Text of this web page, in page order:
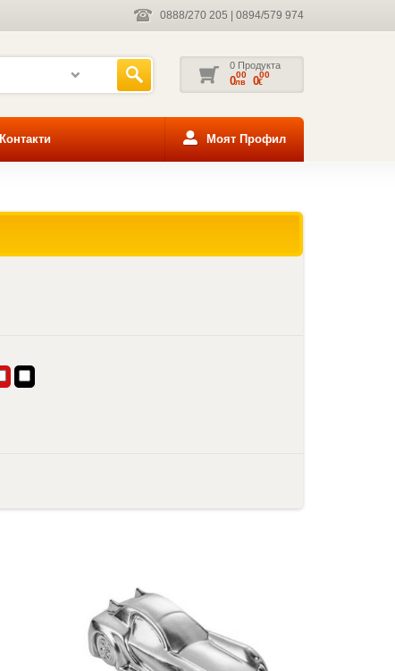
0888/270 205 0894/579 974
0 Продукта
000
лв 000
€
Контакти Моят Профил